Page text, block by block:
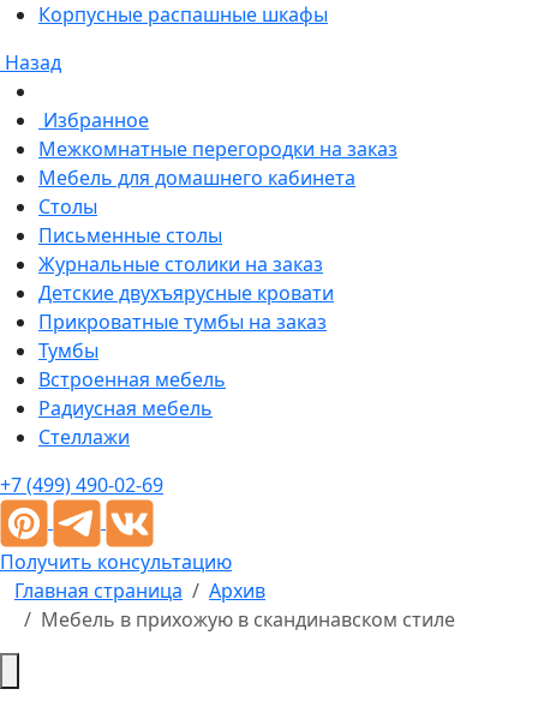
Корпусные распашные шкафы
Назад
Избранное
Межкомнатные перегородки на заказ
Мебель для домашнего кабинета
Столы
Письменные столы
Журнальные столики на заказ
Детские двухъярусные кровати
Прикроватные тумбы на заказ
Тумбы
Встроенная мебель
Радиусная мебель
Стеллажи
+7 (499) 490-02-69
Получить консультацию
Главная страница
Архив
Мебель в прихожую в скандинавском стиле